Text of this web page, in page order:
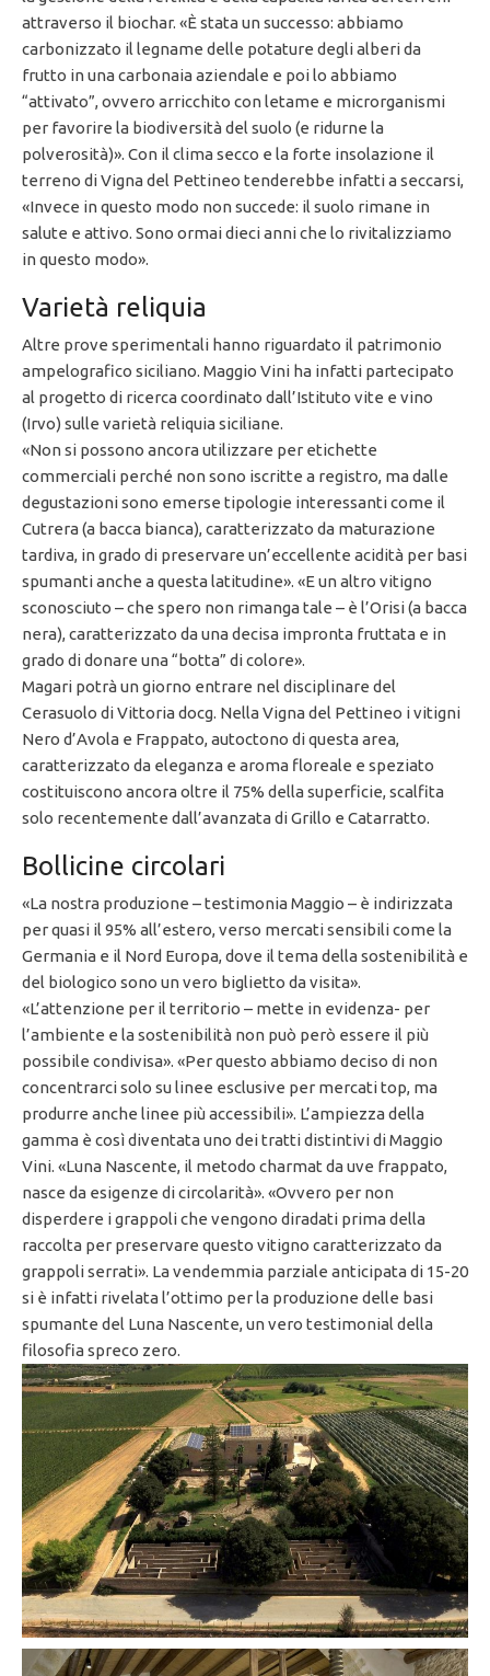
attraverso il biochar. «È stata un successo: abbiamo
carbonizzato il legname delle potature degli alberi da
frutto in una carbonaia aziendale e poi lo abbiamo
“attivato”, ovvero arricchito con letame e microrganismi
per favorire la biodiversità del suolo (e ridurne la
polverosità)». Con il clima secco e la forte insolazione il
terreno di Vigna del Pettineo tenderebbe infatti a seccarsi,
«Invece in questo modo non succede: il suolo rimane in
salute e attivo. Sono ormai dieci anni che lo rivitalizziamo
in questo modo».
Varietà reliquia
Altre prove sperimentali hanno riguardato il patrimonio
ampelografico siciliano. Maggio Vini ha infatti partecipato
al progetto di ricerca coordinato dall’Istituto vite e vino
(Irvo) sulle varietà reliquia siciliane.
«Non si possono ancora utilizzare per etichette
commerciali perché non sono iscritte a registro, ma dalle
degustazioni sono emerse tipologie interessanti come il
Cutrera (a bacca bianca), caratterizzato da maturazione
tardiva, in grado di preservare un’eccellente acidità per basi
spumanti anche a questa latitudine». «E un altro vitigno
sconosciuto – che spero non rimanga tale – è l’Orisi (a bacca
nera), caratterizzato da una decisa impronta fruttata e in
grado di donare una “botta” di colore».
Magari potrà un giorno entrare nel disciplinare del
Cerasuolo di Vittoria docg. Nella Vigna del Pettineo i vitigni
Nero d’Avola e Frappato, autoctono di questa area,
caratterizzato da eleganza e aroma floreale e speziato
costituiscono ancora oltre il 75% della superficie, scalfita
solo recentemente dall’avanzata di Grillo e Catarratto.
Bollicine circolari
«La nostra produzione – testimonia Maggio – è indirizzata
per quasi il 95% all’estero, verso mercati sensibili come la
Germania e il Nord Europa, dove il tema della sostenibilità e
del biologico sono un vero biglietto da visita».
«L’attenzione per il territorio – mette in evidenza- per
l’ambiente e la sostenibilità non può però essere il più
possibile condivisa». «Per questo abbiamo deciso di non
concentrarci solo su linee esclusive per mercati top, ma
produrre anche linee più accessibili». L’ampiezza della
gamma è così diventata uno dei tratti distintivi di Maggio
Vini. «Luna Nascente, il metodo charmat da uve frappato,
nasce da esigenze di circolarità». «Ovvero per non
disperdere i grappoli che vengono diradati prima della
raccolta per preservare questo vitigno caratterizzato da
grappoli serrati». La vendemmia parziale anticipata di 15-20
si è infatti rivelata l’ottimo per la produzione delle basi
spumante del Luna Nascente, un vero testimonial della
filosofia spreco zero.